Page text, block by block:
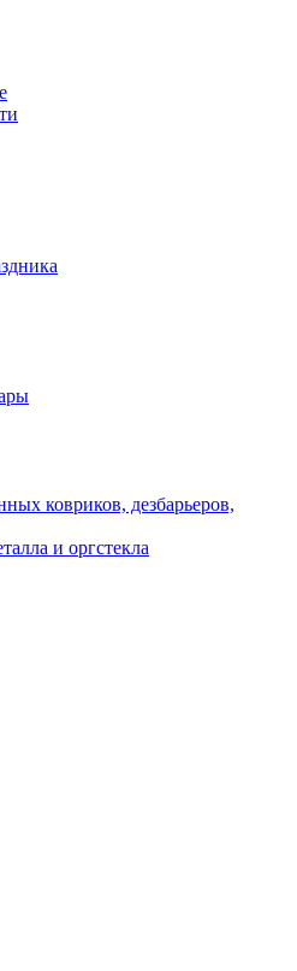
ковриков, дезбарьеров,
и оргстекла